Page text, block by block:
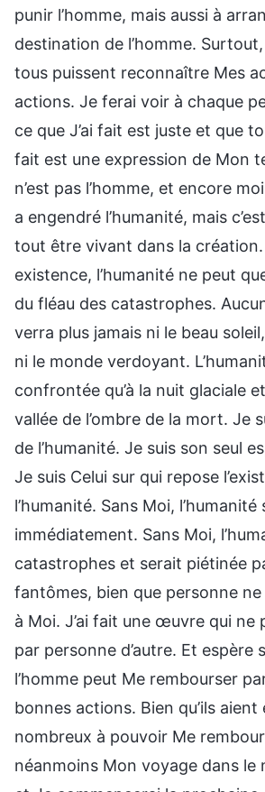
punir l’homme, mais aussi à
destination de l’homme.
tous puissent reconnaître Mes
actions. Je ferai voir à chaque
ce que J’ai fait est juste et que
fait est une expression de Mon
n’est pas l’homme, et encore
a engendré l’humanité, mais
tout être vivant dans la création.
existence, l’humanité ne peut
du fléau des catastrophes.
verra plus jamais ni le beau
ni le monde verdoyant.
confrontée qu’à la nuit glaciale
vallée de l’ombre de la mort. Je
de l’humanité. Je suis son seul
Je suis Celui sur qui repose
l’humanité. Sans Moi, l’humanité
immédiatement. Sans Moi,
catastrophes et serait piétinée
fantômes, bien que personne
à Moi. J’ai fait une œuvre qui ne
par personne d’autre. Et espère
l’homme peut Me rembourser
bonnes actions. Bien qu’ils aient
nombreux à pouvoir Me
néanmoins Mon voyage dans le